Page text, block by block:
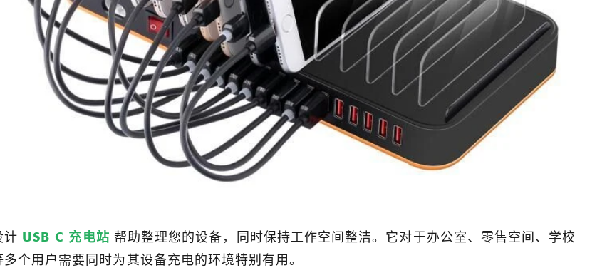
计 USB C 充电站 帮助整理您的设备，同时保持工作空间整洁。它对于办公室、零售空间、学校
多个用户需要同时为其设备充电的环境特别有用。